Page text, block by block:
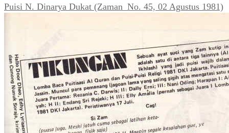
Puisi N. Dinarya Dukat (Zaman_No. 45, 02 Agustus 1981)